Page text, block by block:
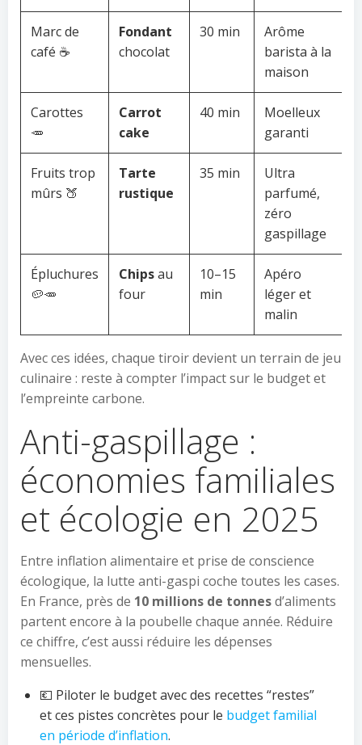
Marc de
café ☕
Fondant
chocolat
30 min
Arôme
barista à la
maison
Carottes
🥕
Carrot
cake
40 min
Moelleux
garanti
Fruits trop
mûrs 🍑
Tarte
rustique
35 min
Ultra
parfumé,
zéro
gaspillage
Épluchures
🥔🥕
Chipsau
four
10–15
min
Apéro
léger et
malin
Avec ces idées, chaque tiroir devient un terrain de jeu
culinaire : reste à compter l’impact sur le budget et
l’empreinte carbone.
Anti-gaspillage :
économies familiales
et écologie en 2025
Entre inflation alimentaire et prise de conscience
écologique, la lutte anti-gaspi coche toutes les cases.
En France, près de 10 millions de tonnesd’aliments
partent encore à la poubelle chaque année. Réduire
ce chiffre, c’est aussi réduire les dépenses
mensuelles.
💶 Piloter le budget avec des recettes “restes”
et ces pistes concrètes pour le budget familial
en période d’inflation.